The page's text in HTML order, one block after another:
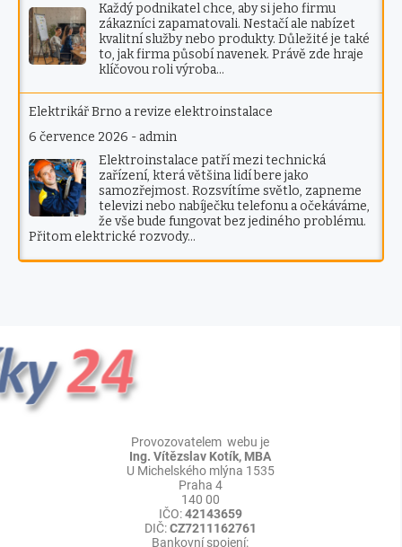
Každý podnikatel chce, aby si jeho firmu
zákazníci zapamatovali. Nestačí ale nabízet
kvalitní služby nebo produkty. Důležité je také
to, jak firma působí navenek. Právě zde hraje
klíčovou roli výroba…
Elektrikář Brno a revize elektroinstalace
6 července 2026 - admin
Elektroinstalace patří mezi technická
zařízení, která většina lidí bere jako
samozřejmost. Rozsvítíme světlo, zapneme
televizi nebo nabíječku telefonu a očekáváme,
že vše bude fungovat bez jediného problému.
Přitom elektrické rozvody…
Provozovatelem webu je
Ing. Vítězslav Kotík, MBA
U Michelského mlýna 1535
Praha 4
140 00
IČO:42143659
DIČ:CZ7211162761
Bankovní spojení: